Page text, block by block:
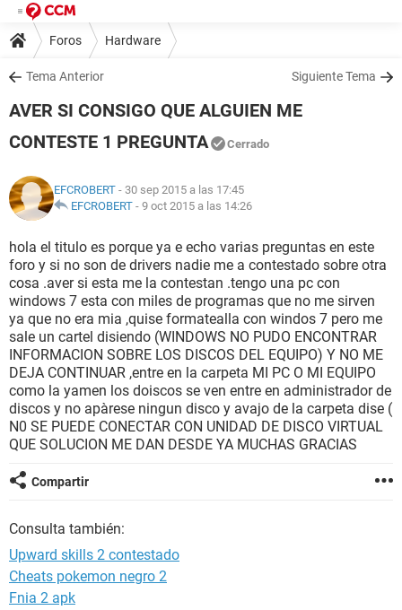
Foros Hardware
Tema Anterior Siguiente Tema
AVER SI CONSIGO QUE ALGUIEN ME
CONTESTE 1 PREGUNTA
Cerrado
EFCROBERT - 30 sep 2015 a las 17:45
EFCROBERT - 9 oct 2015 a las 14:26
hola el titulo es porque ya e echo varias preguntas en este
foro y si no son de drivers nadie me a contestado sobre otra
cosa .aver si esta me la contestan .tengo una pc con
windows 7 esta con miles de programas que no me sirven
ya que no era mia ,quise formatealla con windos 7 pero me
sale un cartel disiendo (WINDOWS NO PUDO ENCONTRAR
INFORMACION SOBRE LOS DISCOS DEL EQUIPO) Y NO ME
DEJA CONTINUAR ,entre en la carpeta MI PC O MI EQUIPO
como la yamen los doiscos se ven entre en administrador de
discos y no apàrese ningun disco y avajo de la carpeta dise (
N0 SE PUEDE CONECTAR CON UNIDAD DE DISCO VIRTUAL
QUE SOLUCION ME DAN DESDE YA MUCHAS GRACIAS
Compartir
Consulta también:
Upward skills 2 contestado
Cheats pokemon negro 2
Fnia 2 apk